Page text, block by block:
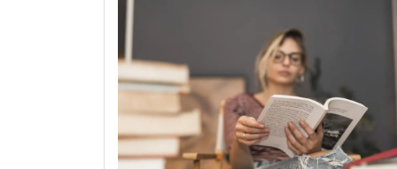
posguerra
española:
una
mirada
a